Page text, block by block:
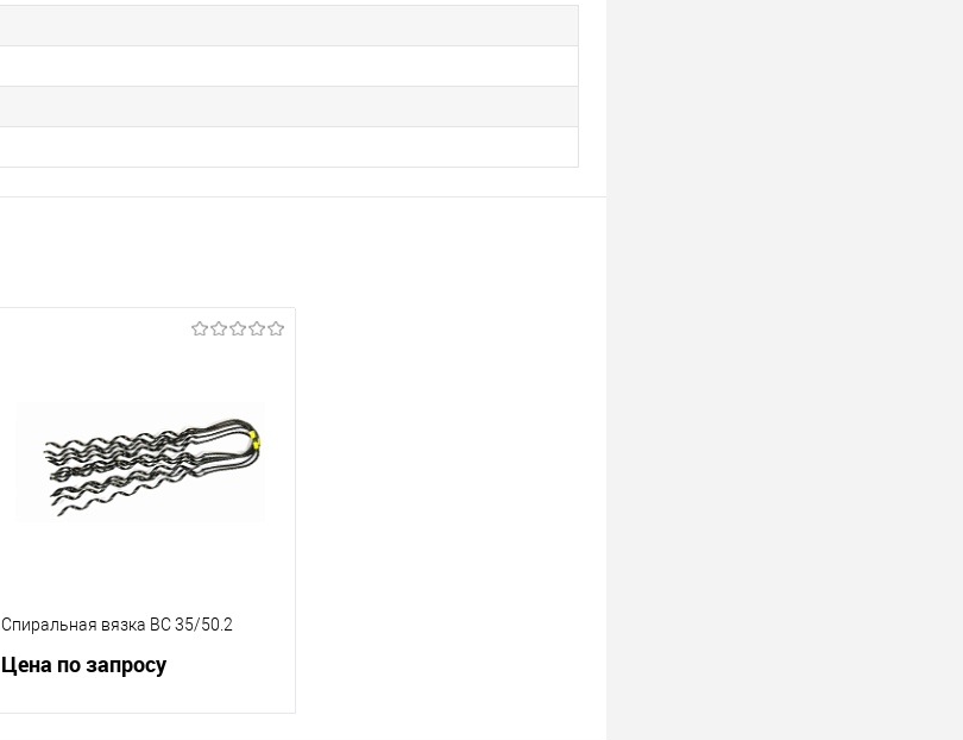
Спиральная вязка ВС 35/50.2
Цена по запросу